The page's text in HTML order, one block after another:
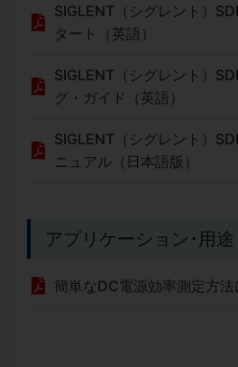
SIGLENT（シグレント）
タート（英語）
SIGLENT（シグレント）
グ・ガイド（英語）
SIGLENT（シグレント）
ニュアル（日本語版）
アプリケーション･用途
簡単なDC電源効率測定方法